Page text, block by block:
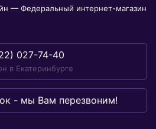
— Федеральный интернет-магазин
027-74-40
в Екатеринбурге
- мы Вам перезвоним!